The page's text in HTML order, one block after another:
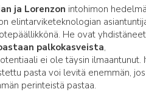
ja Lorenzon intohimon
elintarviketeknologian
He ovat yhdistäneet
palkokasveista,
ei ole täysin ilmaantunut.
pasta voi levitä enemmän, jos
perinteistä pastaa.